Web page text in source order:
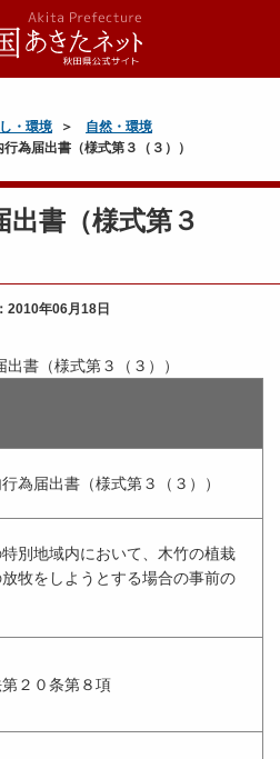
・環境
自然・環境
為届出書（様式第３（３））
出書（様式第３
2010年06月18日
書（様式第３（３））
為届出書（様式第３（３））
別地域内において、木竹の植栽
牧をしようとする場合の事前の
２０条第８項